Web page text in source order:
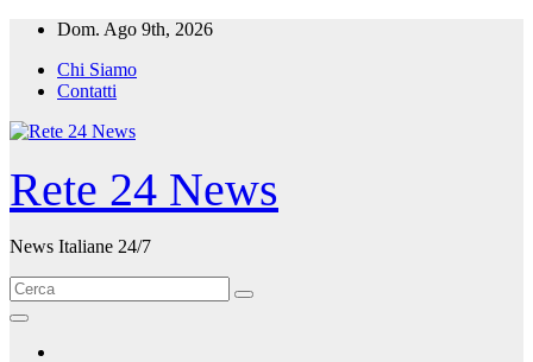
Salta
contenuto
Dom. Ago 9th, 2026
Chi Siamo
Contatti
Rete 24 News
News Italiane 24/7